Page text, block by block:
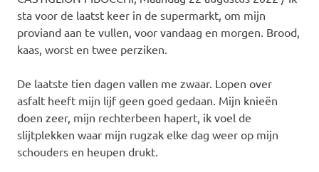
sta voor de laatst keer in de supermarkt, om mijn
proviand aan te vullen, voor vandaag en morgen. Brood,
kaas, worst en twee perziken.
De laatste tien dagen vallen me zwaar. Lopen over
asfalt heeft mijn lijf geen goed gedaan. Mijn knieën
doen zeer, mijn rechterbeen hapert, ik voel de
slijtplekken waar mijn rugzak elke dag weer op mijn
schouders en heupen drukt.